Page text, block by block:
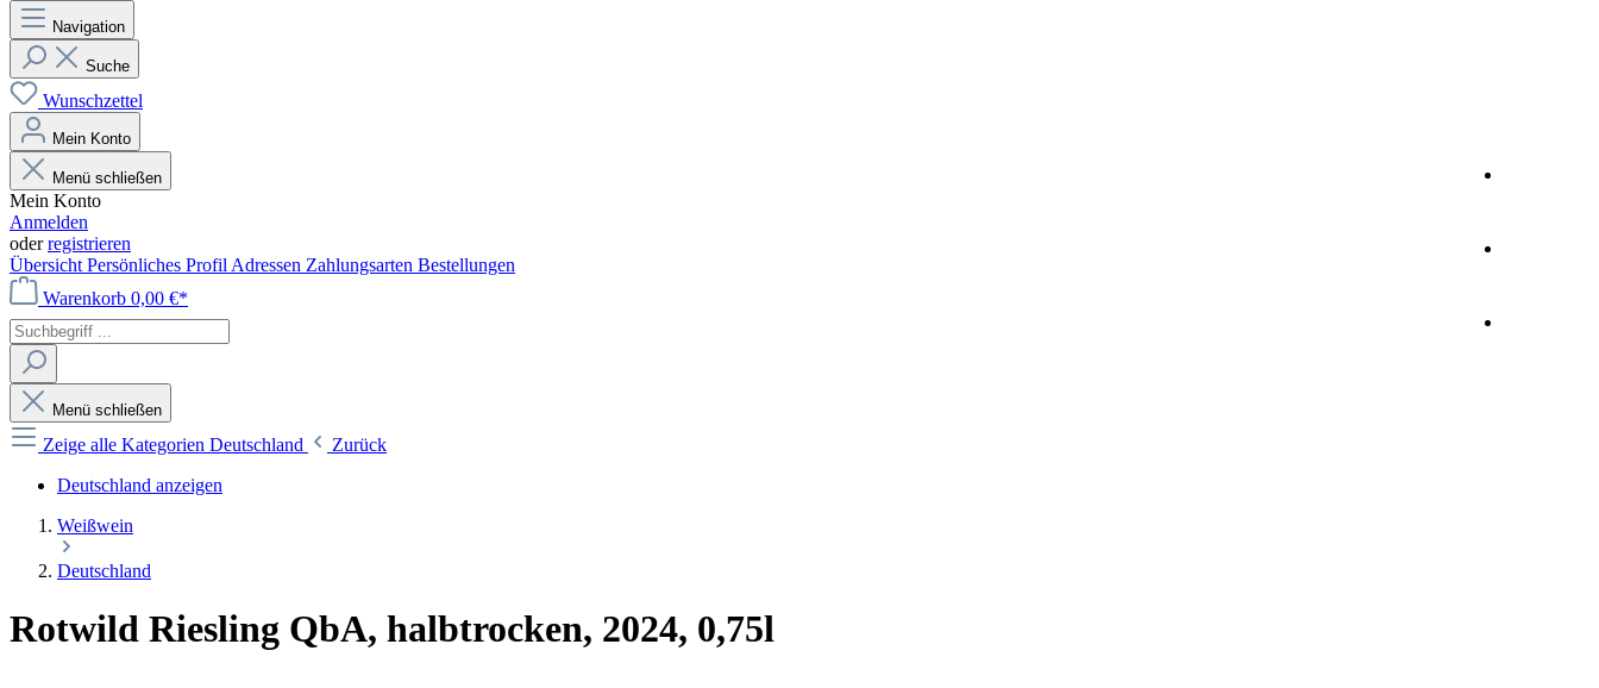
Navigation
Suche
Wunschzettel
Mein Konto
Menü schließen
Mein Konto
Anmelden
oderregistrieren
Übersicht Persönliches Profil Adressen Zahlungsarten Bestellungen
Warenkorb 0,00 €*
Menü schließen
Zeige alle Kategorien Deutschland
Zurück
Deutschland anzeigen
Weißwein
Deutschland
Rotwild Riesling QbA, halbtrocken, 2024, 0,75l